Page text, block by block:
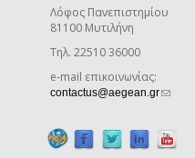
Λόφος Πανεπιστημίου
81100 Μυτιλήνη
Τηλ. 22510 36000
e-mail επικοινωνίας:
contactus@aegean.gr(link